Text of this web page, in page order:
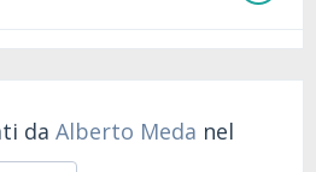
da Alberto Meda